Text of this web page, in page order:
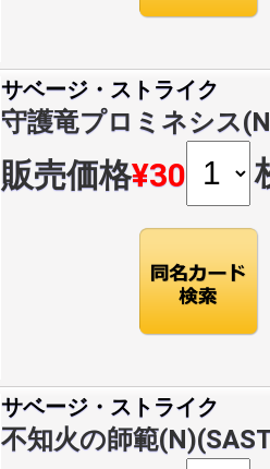
サベージ・ストライク
守護竜プロミネシス
販売価格¥30
サベージ・ストライク
不知火の師範